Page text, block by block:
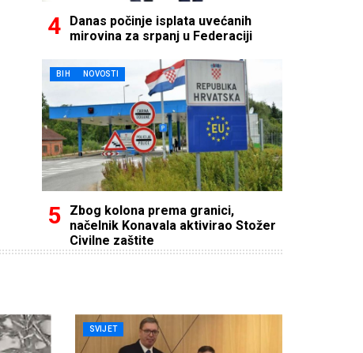
Danas počinje isplata uvećanih
mirovina za srpanj u Federaciji
BIH NOVOSTI
Zbog kolona prema granici,
načelnik Konavala aktivirao Stožer
Civilne zaštite
SVIJET